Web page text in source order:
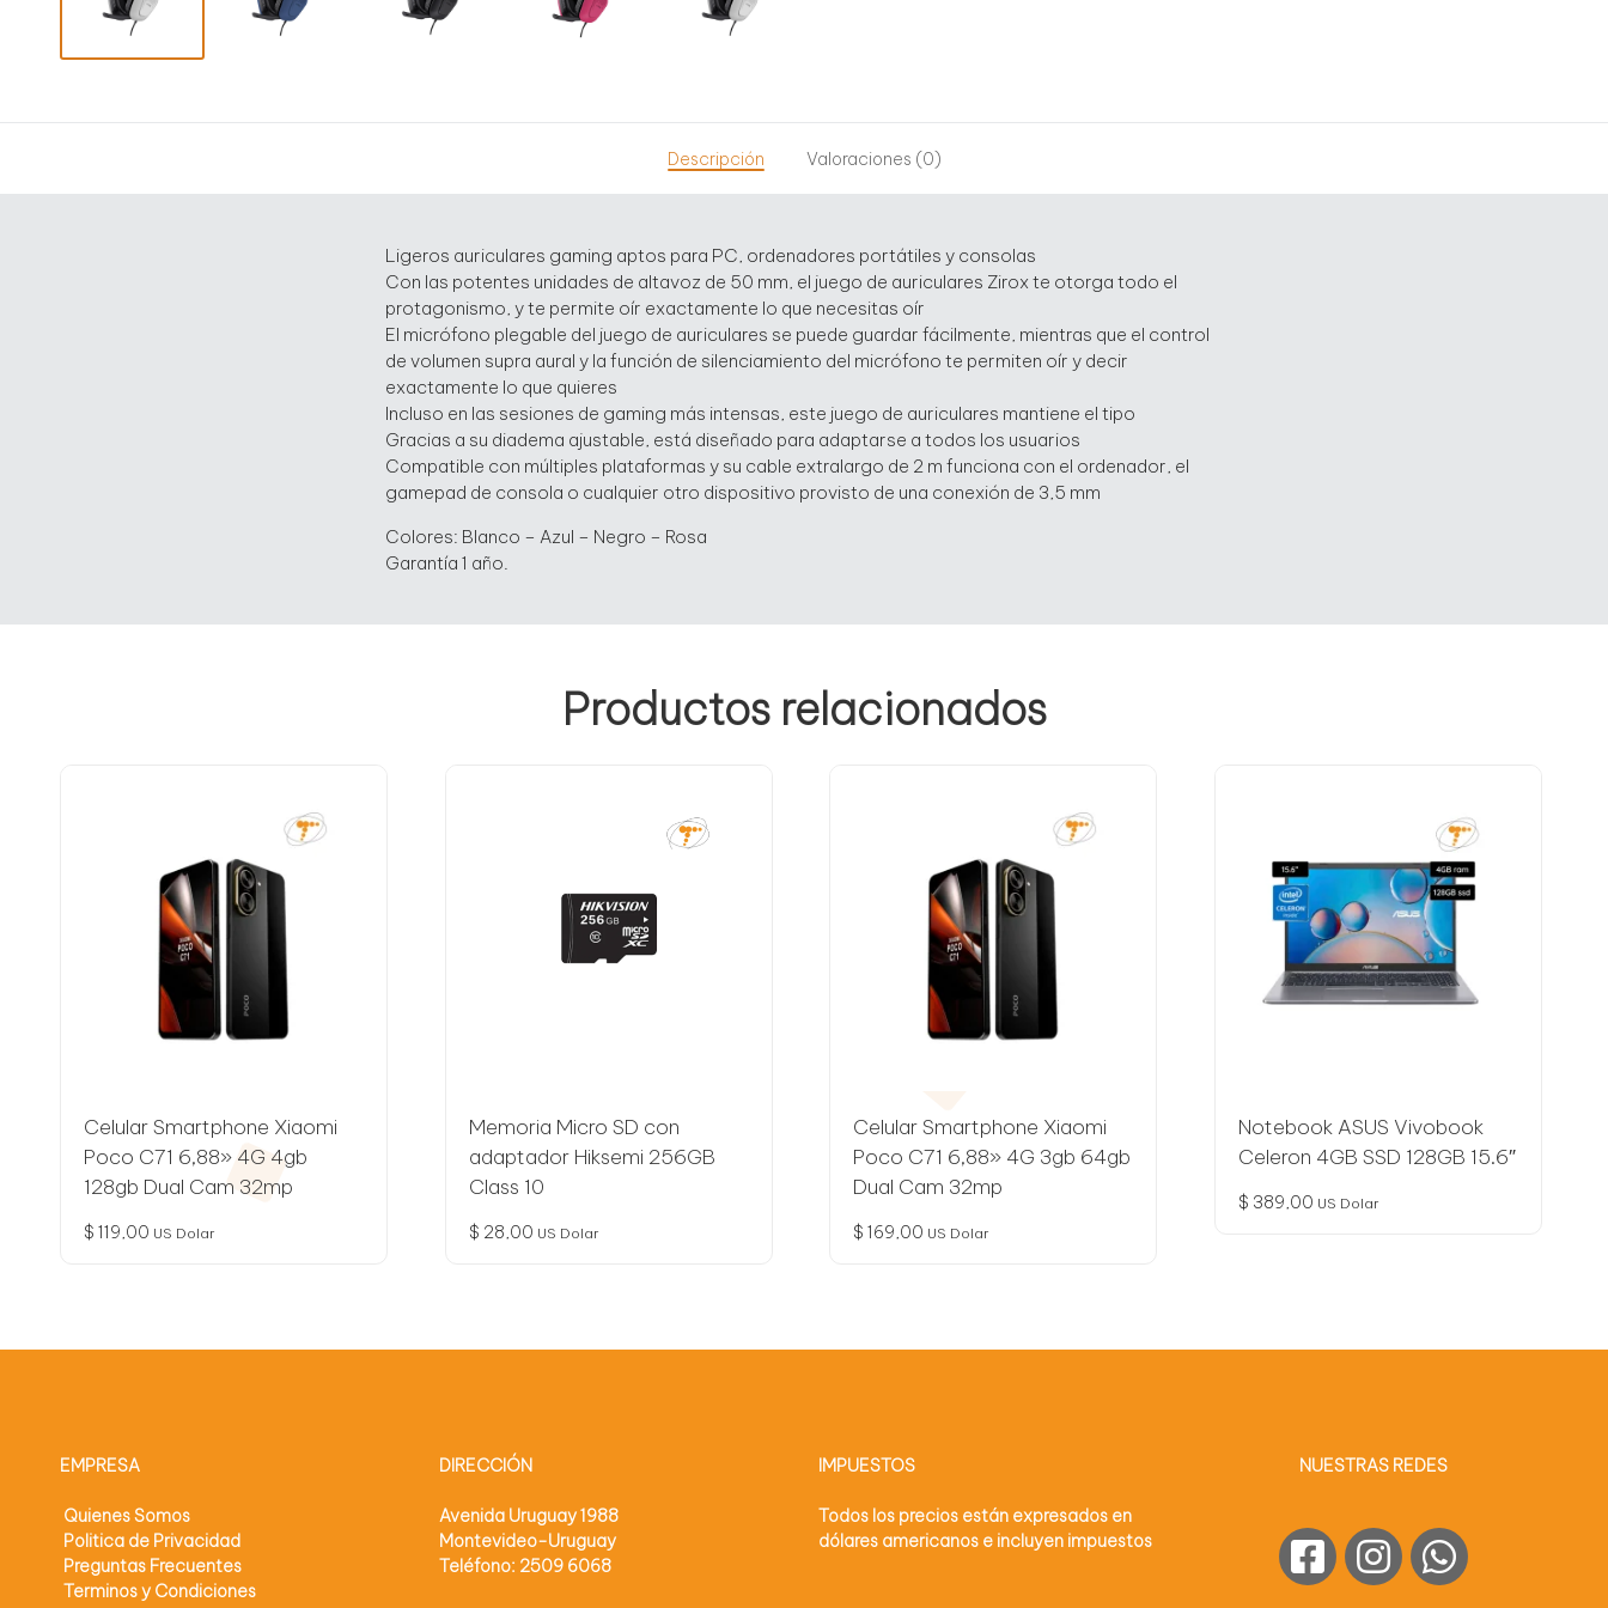
Descripción Valoraciones (0)
Ligeros auriculares gaming aptos para PC, ordenadores portátiles y consolas
Con las potentes unidades de altavoz de 50 mm, el juego de auriculares Zirox te otorga todo el
protagonismo, y te permite oír exactamente lo que necesitas oír
El micrófono plegable del juego de auriculares se puede guardar fácilmente, mientras que el control
de volumen supra aural y la función de silenciamiento del micrófono te permiten oír y decir
exactamente lo que quieres
Incluso en las sesiones de gaming más intensas, este juego de auriculares mantiene el tipo
Gracias a su diadema ajustable, está diseñado para adaptarse a todos los usuarios
Compatible con múltiples plataformas y su cable extralargo de 2 m funciona con el ordenador, el
gamepad de consola o cualquier otro dispositivo provisto de una conexión de 3,5 mm
Colores: Blanco – Azul – Negro – Rosa
Garantía 1 año.
Productos relacionados
Celular Smartphone Xiaomi
Poco C71 6,88» 4G 4gb
128gb Dual Cam 32mp
$ 119,00 US Dolar
Memoria Micro SD con
adaptador Hiksemi 256GB
Class 10
$ 28,00 US Dolar
Celular Smartphone Xiaomi
Poco C71 6,88» 4G 3gb 64gb
Dual Cam 32mp
$ 169,00 US Dolar
Notebook ASUS Vivobook
Celeron 4GB SSD 128GB 15.6″
$ 389,00 US Dolar
EMPRESA
Quienes Somos
Politica de Privacidad
Preguntas Frecuentes
Terminos y Condiciones
DIRECCIÓN
Avenida Uruguay 1988
Montevideo-Uruguay
Teléfono: 2509 6068
IMPUESTOS
Todos los precios están expresados en
dólares americanos e incluyen impuestos
NUESTRAS REDES